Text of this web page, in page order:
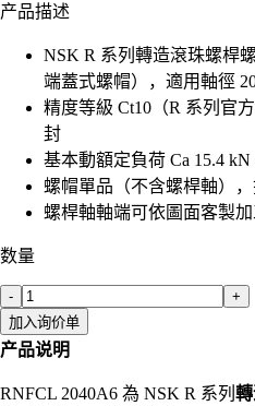
产品描述
NSK R 系列轉造滾珠螺桿
端蓋式螺帽），適用軸徑
精度等級 Ct10（R 系列官
封
基本動額定負荷 Ca 15.4
螺帽單品（不含螺桿軸）
螺桿軸軸端可依圖面客製加
数量
-
+
加入询价单
产品说明
RNFCL 2040A6 為 NSK R 系列